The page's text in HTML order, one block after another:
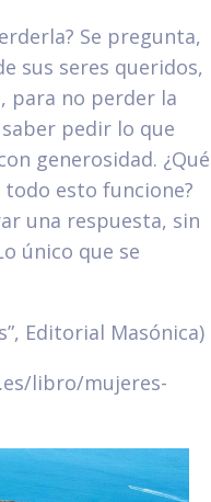
Se pregunta,
sus seres queridos,
para no perder la
pedir lo que
generosidad. ¿Qué
esto funcione?
una respuesta, sin
único que se
Editorial Masónica)
libro/mujeres-